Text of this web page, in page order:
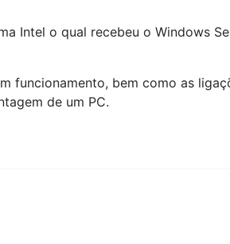
Intel o qual recebeu o Windows
funcionamento, bem como as
de um PC.